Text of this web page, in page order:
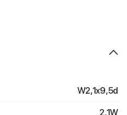
W2,1x9,5d
2,1W